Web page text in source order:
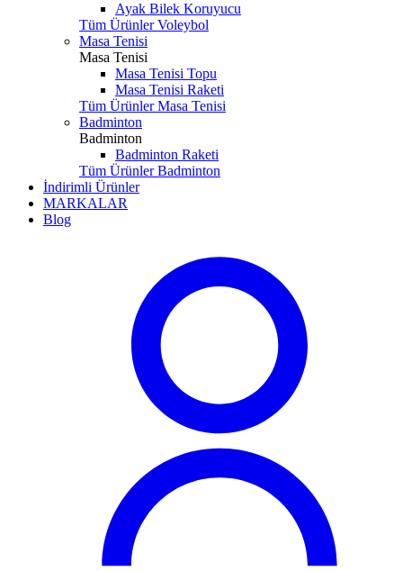
Ayak Bilek Koruyucu
Tüm Ürünler Voleybol
Masa Tenisi
Masa Tenisi
Masa Tenisi Topu
Masa Tenisi Raketi
Tüm Ürünler Masa Tenisi
Badminton
Badminton
Badminton Raketi
Tüm Ürünler Badminton
İndirimli Ürünler
MARKALAR
Blog